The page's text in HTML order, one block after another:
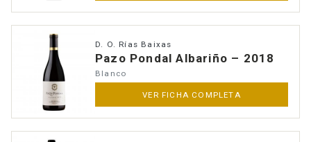
D. O. Rías Baixas
Pazo Pondal Albariño – 2018
Blanco
VER FICHA COMPLETA